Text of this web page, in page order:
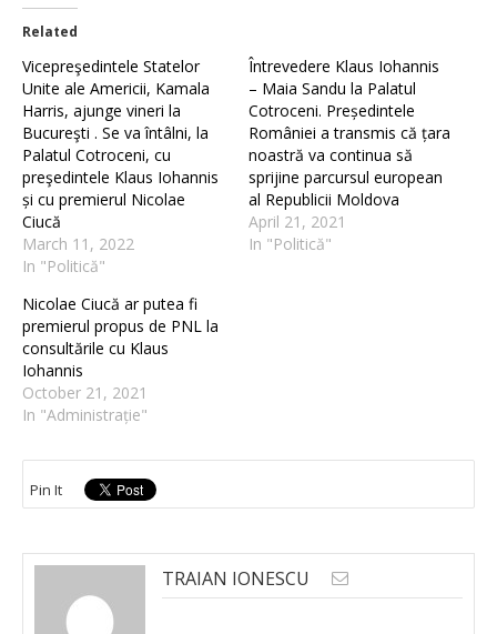
Related
Vicepreşedintele Statelor
Unite ale Americii, Kamala
Harris, ajunge vineri la
Bucureşti . Se va întâlni, la
Palatul Cotroceni, cu
preşedintele Klaus Iohannis
și cu premierul Nicolae
Ciucă
March 11, 2022
In "Politică"
Întrevedere Klaus Iohannis
– Maia Sandu la Palatul
Cotroceni. Președintele
României a transmis că țara
noastră va continua să
sprijine parcursul european
al Republicii Moldova
April 21, 2021
In "Politică"
Nicolae Ciucă ar putea fi
premierul propus de PNL la
consultările cu Klaus
Iohannis
October 21, 2021
In "Administrație"
Pin It
TRAIAN IONESCU